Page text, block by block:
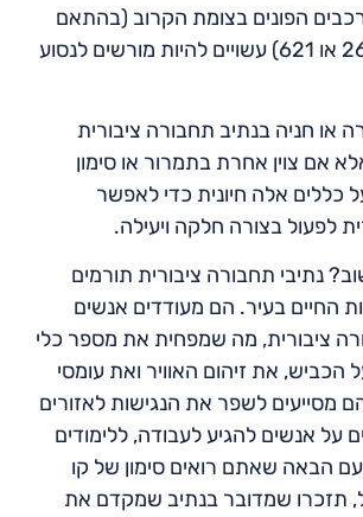
906) או רכבים הפונים בצומת הקרוב (בהתאם
לסימונים 514, 263 או 621) עשויים להיות מורשים לנסוע
או חניה בנתיב תחבורה ציבורית
אם צוין אחרת בתמרור או סימון
כללים אלה חיונית כדי לאפשר
לפעול בצורה חלקה ויעילה.
נתיבי תחבורה ציבורית תורמים
החיים בעיר. הם מעודדים אנשים
ציבורית, מה שמפחית את מספר כלי
הכביש, את זיהום האוויר ואת עומסי
מסייעים לשפר את הנגישות לאזורים
על אנשים להגיע לעבודה, ללימודים
הבאה שאתם רואים סימון של קו
תזכרו שמדובר בנתיב שמקדם את